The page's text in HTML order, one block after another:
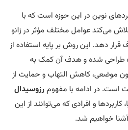
نوین در این حوزه است که با
عوامل مختلف مؤثر در زانو
این روش بر پایه استفاده از
شده و هدف آن کمک به
کاهش التهاب و حمایت از
در ادامه با مفهومرزوسیدال
و افرادی که می‌توانند از این
خواهیم شد.